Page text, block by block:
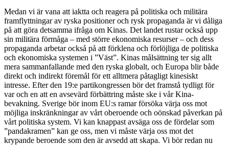
Medan vi är vana att iaktta och reagera på politiska och militära
framflyttningar av ryska positioner och rysk propaganda är vi dåliga
på att göra detsamma ifråga om Kinas. Det landet rustar också upp
sin militära förmåga – med större ekonomiska resurser – och dess
propaganda arbetar också på att förklena och förlöjliga de politiska
och ekonomiska systemen i ”Väst”. Kinas målsättning ter sig allt
mera sammanfallande med den ryska globalt, och Europa blir både
direkt och indirekt föremål för ett alltmera påtagligt kinesiskt
intresse. Efter den 19:e partikongressen bör det framstå tydligt för
var och en att en avsevärd förbättring måste ske i vår Kina-
bevakning. Sverige bör inom EU:s ramar försöka värja oss mot
möjliga inskränkningar av vårt oberoende och oönskad påverkan på
vårt politiska system. Vi kan knappast avsäga oss de fördelar som
”pandakramen” kan ge oss, men vi måste värja oss mot det
krypande beroende som den är avsedd att skapa. Vi bör redan nu